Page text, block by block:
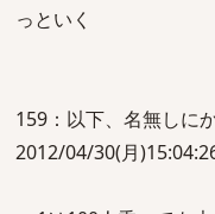
っといく
159：以下、名無しに
2012/04/30(月